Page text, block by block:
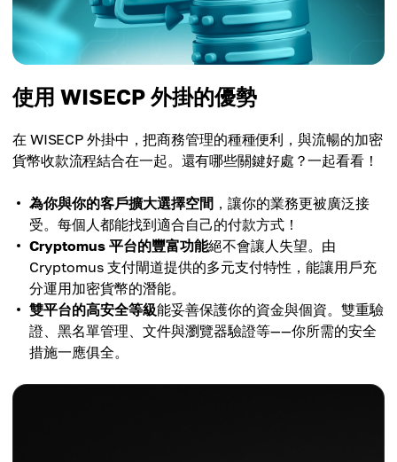
使用 WISECP 外掛的優勢
在 WISECP 外掛中，把商務管理的種種便利，與流暢的加密
貨幣收款流程結合在一起。還有哪些關鍵好處？一起看看！
為你與你的客戶擴大選擇空間 ，讓你的業務更被廣泛接
受。每個人都能找到適合自己的付款方式！
Cryptomus 平台的豐富功能絕不會讓人失望。由
Cryptomus 支付閘道提供的多元支付特性，能讓用戶充
分運用加密貨幣的潛能。
雙平台的高安全等級能妥善保護你的資金與個資。雙重驗
證、黑名單管理、文件與瀏覽器驗證等——你所需的安全
措施一應俱全。